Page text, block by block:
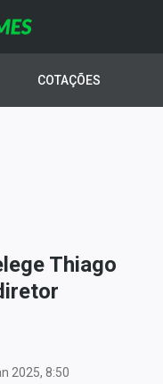
COTAÇÕES
Thiago
2025, 8:50